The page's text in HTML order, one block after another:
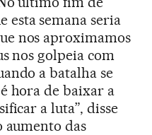
esta semana seria
nos aproximamos
nos golpeia com
a batalha se
hora de baixar a
a luta”, disse
aumento das